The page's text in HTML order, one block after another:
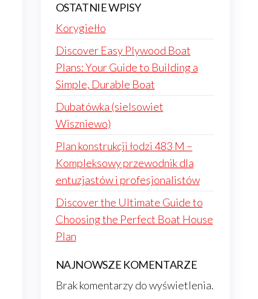
OSTATNIE WPISY
Korygiełło
Discover Easy Plywood Boat
Plans: Your Guide to Building a
Simple, Durable Boat
Dubatówka (sielsowiet
Wiszniewo)
Plan konstrukcji łodzi 483 M –
Kompleksowy przewodnik dla
entuzjastów i profesjonalistów
Discover the Ultimate Guide to
Choosing the Perfect Boat House
Plan
NAJNOWSZE KOMENTARZE
Brak komentarzy do wyświetlenia.